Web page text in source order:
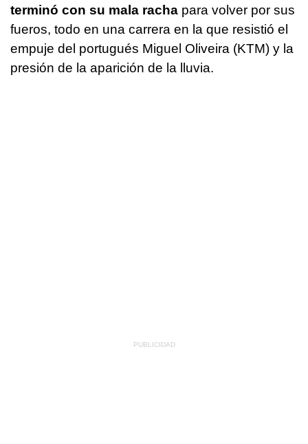
terminó con su mala racha para volver por sus
fueros, todo en una carrera en la que resistió el
empuje del portugués Miguel Oliveira (KTM) y la
presión de la aparición de la lluvia.